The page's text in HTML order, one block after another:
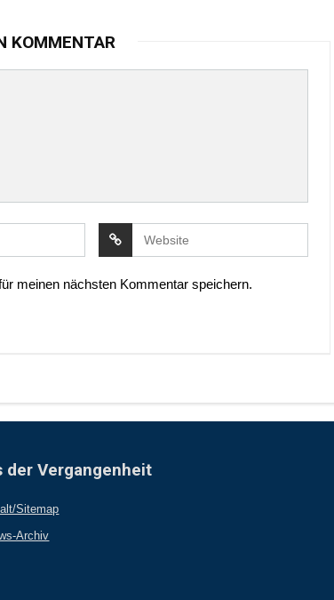
KOMMENTAR
meinen nächsten Kommentar speichern.
der Vergangenheit
Sitemap
Archiv